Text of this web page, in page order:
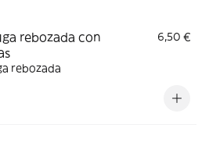
rebozada con
6,50 €
rebozada